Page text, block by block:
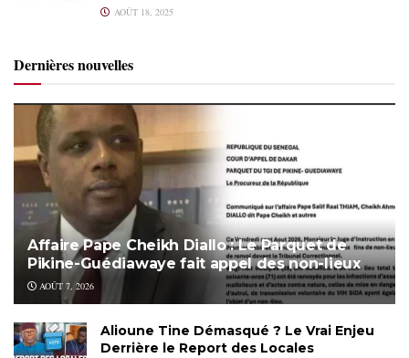
AOÛT 18, 2025
Dernières nouvelles
Affaire Pape Cheikh Diallo : Le Parquet de
Pikine-Guédiawaye fait appel des non-lieux
AOÛT 7, 2026
Alioune Tine Démasqué ? Le Vrai Enjeu
Derrière le Report des Locales